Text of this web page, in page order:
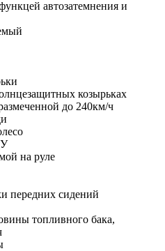
автозатемнения и
козырьках
до 240км/ч
на руле
передних сидений
топливного бака,